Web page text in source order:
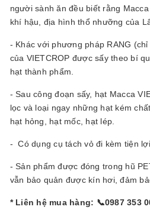
người sành ăn đều biết rằng
khí hậu, địa hình thổ nhưỡng của
- Khác với phương pháp RANG
của VIETCROP được sấy theo bí
hạt thành phẩm.
- Sau công đoạn sấy, hạt Macca
lọc và loại ngay những hạt kém
hạt hỏng, hạt mốc, hạt lép.
- Có dụng cụ tách vỏ đi kèm tiện lợi
- Sản phẩm được đóng trong hũ
vẫn bảo quản được kín hơi, đảm
* Liên hệ mua hàng: 📞0987 353